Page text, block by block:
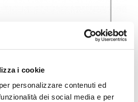
i cookie
personalizzare contenuti ed
dei social media e per